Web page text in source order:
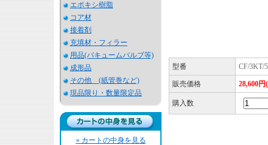
エポキシ樹脂
コア材
接着剤
充填材・フィラー
用品(バキュームバルブ等)
成形品
その他 (紙管巻など)
現品限り・数量限定品
» カートの中身を見る
型番 CF/3KT/
販売価格 28,600円
購入数